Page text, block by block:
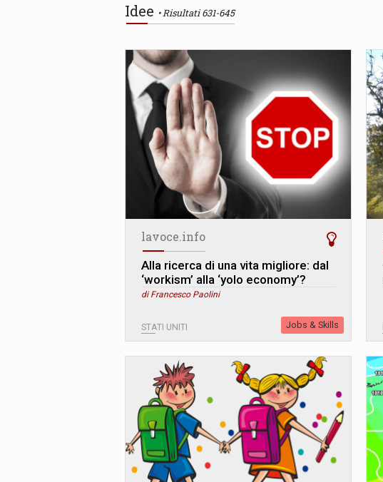
Idee Risultati 631-645
lavoce.info
Alla ricerca di una vita migliore: dal
‘workism’ alla ‘yolo economy’?
di Francesco Paolini
STATI UNITI Jobs & Skills